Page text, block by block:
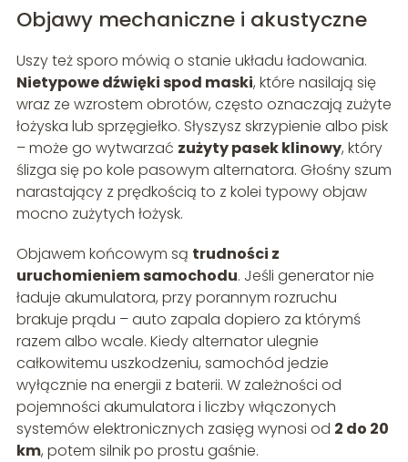
Objawy mechaniczne i akustyczne
Uszy też sporo mówią o stanie układu ładowania.
Nietypowe dźwięki spod maski, które nasilają się
wraz ze wzrostem obrotów, często oznaczają zużyte
łożyska lub sprzęgiełko. Słyszysz skrzypienie albo pisk
– może go wytwarzać zużyty pasek klinowy, który
ślizga się po kole pasowym alternatora. Głośny szum
narastający z prędkością to z kolei typowy objaw
mocno zużytych łożysk.
Objawem końcowym są trudności z
uruchomieniem samochodu. Jeśli generator nie
ładuje akumulatora, przy porannym rozruchu
brakuje prądu – auto zapala dopiero za którymś
razem albo wcale. Kiedy alternator ulegnie
całkowitemu uszkodzeniu, samochód jedzie
wyłącznie na energii z baterii. W zależności od
pojemności akumulatora i liczby włączonych
systemów elektronicznych zasięg wynosi od 2 do 20
km, potem silnik po prostu gaśnie.